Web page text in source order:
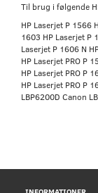
Til brug i følgende
HP Laserjet P 1566
1603 HP Laserjet P
Laserjet P 1606 N
HP Laserjet PRO P
HP Laserjet PRO P
HP Laserjet PRO P
LBP6200D Canon